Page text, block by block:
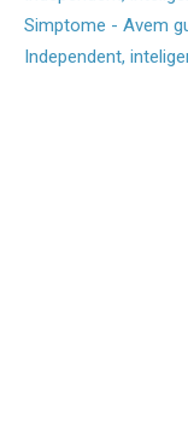
Simptome - Avem
Independent,